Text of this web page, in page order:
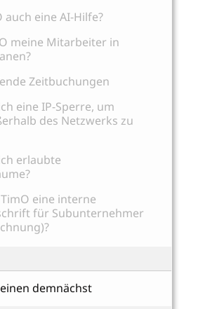
auch eine AI-Hilfe?
meine Mitarbeiter in
Zeitbuchungen
eine IP-Sperre, um
des Netzwerks zu
erlaubte
eine interne
für Subunternehmer
demnächst